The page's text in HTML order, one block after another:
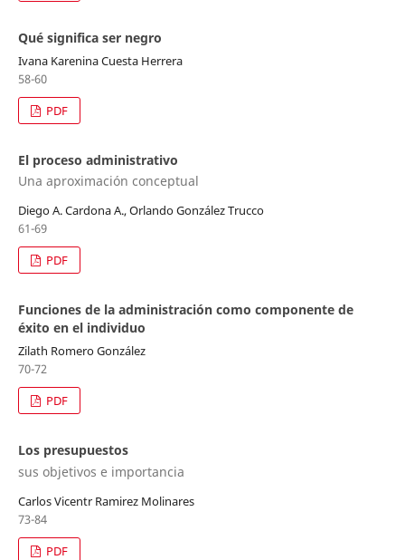
Qué significa ser negro
Ivana Karenina Cuesta Herrera
58-60
PDF
El proceso administrativo
Una aproximación conceptual
Diego A. Cardona A., Orlando González Trucco
61-69
PDF
Funciones de la administración como componente de
éxito en el individuo
Zilath Romero González
70-72
PDF
Los presupuestos
sus objetivos e importancia
Carlos Vicentr Ramirez Molinares
73-84
PDF